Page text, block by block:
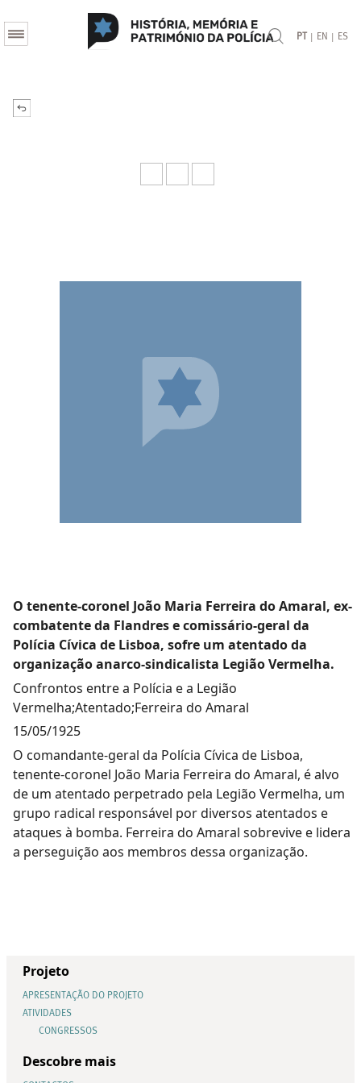
PT | EN | ES
O tenente-coronel João Maria Ferreira do Amaral, ex-
combatente da Flandres e comissário-geral da
Polícia Cívica de Lisboa, sofre um atentado da
organização anarco-sindicalista Legião Vermelha.
Confrontos entre a Polícia e a Legião
Vermelha;Atentado;Ferreira do Amaral
15/05/1925
O comandante-geral da Polícia Cívica de Lisboa,
tenente-coronel João Maria Ferreira do Amaral, é alvo
de um atentado perpetrado pela Legião Vermelha, um
grupo radical responsável por diversos atentados e
ataques à bomba. Ferreira do Amaral sobrevive e lidera
a perseguição aos membros dessa organização.
Projeto
APRESENTAÇÃO DO PROJETO
ATIVIDADES
CONGRESSOS
Descobre mais